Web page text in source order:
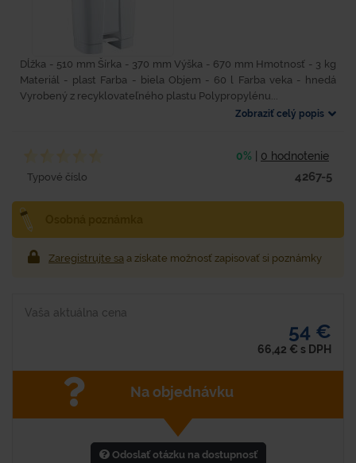
Dĺžka - 510 mm Šírka - 370 mm Výška - 670 mm Hmotnosť - 3 kg
Materiál - plast Farba - biela Objem - 60 l Farba veka - hnedá
Vyrobený z recyklovateľného plastu Polypropylénu...
Zobraziť celý popis
0% 0 hodnotenie
Typové číslo 4267-5
Zaregistrujte sa a získate možnosť zapisovať si poznámky
Vaša aktuálna cena
54 €
66,42 € s DPH
Na objednávku
Odoslať otázku na dostupnosť